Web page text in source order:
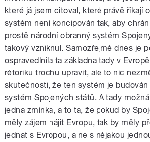
které já jsem citoval, které právě říkají
systém není koncipován tak, aby
prostě národní obranný systém
takový vzniknul. Samozřejmě dnes je
ospravedlnila ta základna tady v
rétoriku trochu upravit, ale to nic
skutečnosti, že ten systém je budován
systém Spojených států. A tady
jedna zmínka, a to ta, že pokud by
měly zájem hájit Evropu, tak by měly
jednat s Evropou, a ne s nějakou